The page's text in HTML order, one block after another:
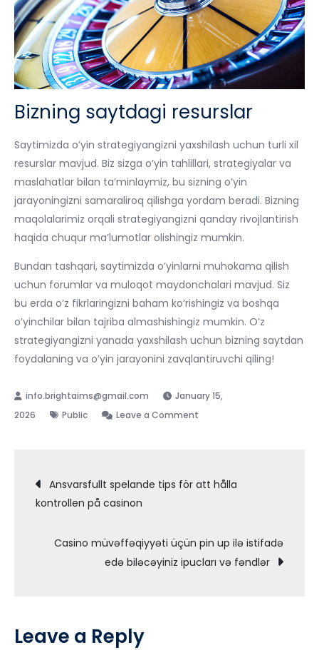
Bizning saytdagi resurslar
Saytimizda o’yin strategiyangizni yaxshilash uchun turli xil
resurslar mavjud. Biz sizga o’yin tahlillari, strategiyalar va
maslahatlar bilan ta’minlaymiz, bu sizning o’yin
jarayoningizni samaraliroq qilishga yordam beradi. Bizning
maqolalarimiz orqali strategiyangizni qanday rivojlantirish
haqida chuqur ma’lumotlar olishingiz mumkin.
Bundan tashqari, saytimizda o’yinlarni muhokama qilish
uchun forumlar va muloqot maydonchalari mavjud. Siz
bu erda o’z fikrlaringizni baham ko’rishingiz va boshqa
o’yinchilar bilan tajriba almashishingiz mumkin. O’z
strategiyangizni yanada yaxshilash uchun bizning saytdan
foydalaning va o’yin jarayonini zavqlantiruvchi qiling!
January 15,
2026
Public Leave a Comment
yaxshilash
Post
navigation
Ansvarsfullt spelande tips för att hålla
kontrollen på casinon
Casino müvəffəqiyyəti üçün pin up ilə istifadə
edə biləcəyiniz ipucları və fəndlər
Leave a Reply